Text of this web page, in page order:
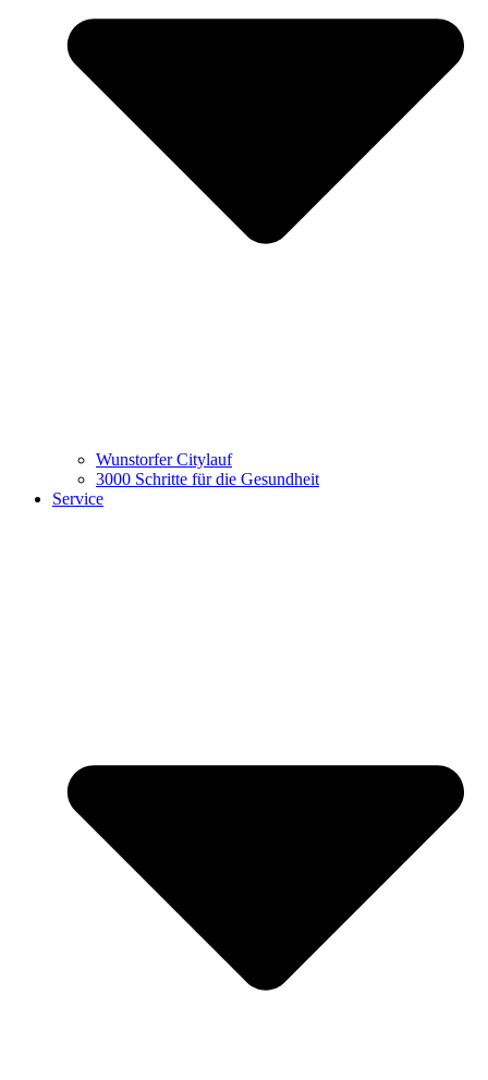
Wunstorfer Citylauf
3000 Schritte für die Gesundheit
Service